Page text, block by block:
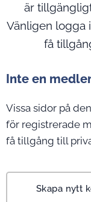
är
Vänligen logga
få
Inte en
Vissa sidor på
för registrerade
få tillgång till
Skapa nytt